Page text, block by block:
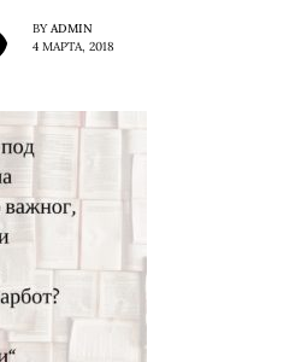
BY ADMIN
4 МАРТА, 2018